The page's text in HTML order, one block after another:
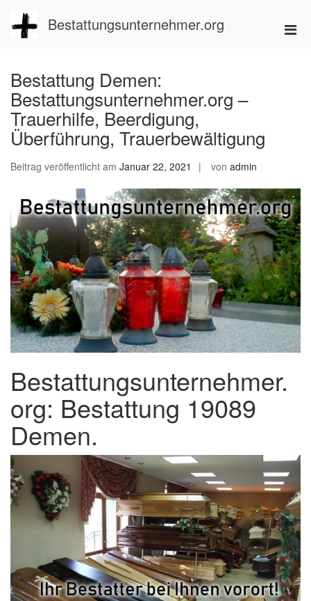
Inhalt
springen
Bestattungsunternehmer.org
Bestattung Demen:
Bestattungsunternehmer.org –
Trauerhilfe, Beerdigung,
Überführung, Trauerbewältigung
Beitrag veröffentlicht am Januar 22, 2021 von admin
Bestattungsunternehmer.
org: Bestattung 19089
Demen.